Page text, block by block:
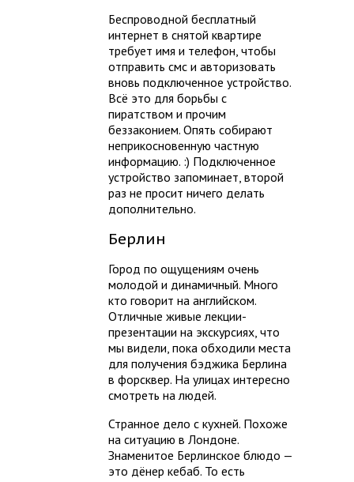
Беспроводной бесплатный
интернет в снятой квартире
требует имя и телефон, чтобы
отправить смс и авторизовать
вновь подключенное устройство.
Всё это для борьбы с
пиратством и прочим
беззаконием. Опять собирают
неприкосновенную частную
информацию. :) Подключенное
устройство запоминает, второй
раз не просит ничего делать
дополнительно.
Берлин
Город по ощущениям очень
молодой и динамичный. Много
кто говорит на английском.
Отличные живые лекции-
презентации на экскурсиях, что
мы видели, пока обходили места
для получения бэджика Берлина
в форсквер. На улицах интересно
смотреть на людей.
Странное дело с кухней. Похоже
на ситуацию в Лондоне.
Знаменитое Берлинское блюдо —
это дёнер кебаб. То есть